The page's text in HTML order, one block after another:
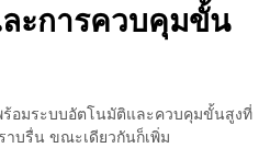
ะการควบคุมขั้น
ร้อมระบบอัตโนมัติและควบคุมขั้นสูงที่
าบรื่น ขณะเดียวกันก็เพิ่ม